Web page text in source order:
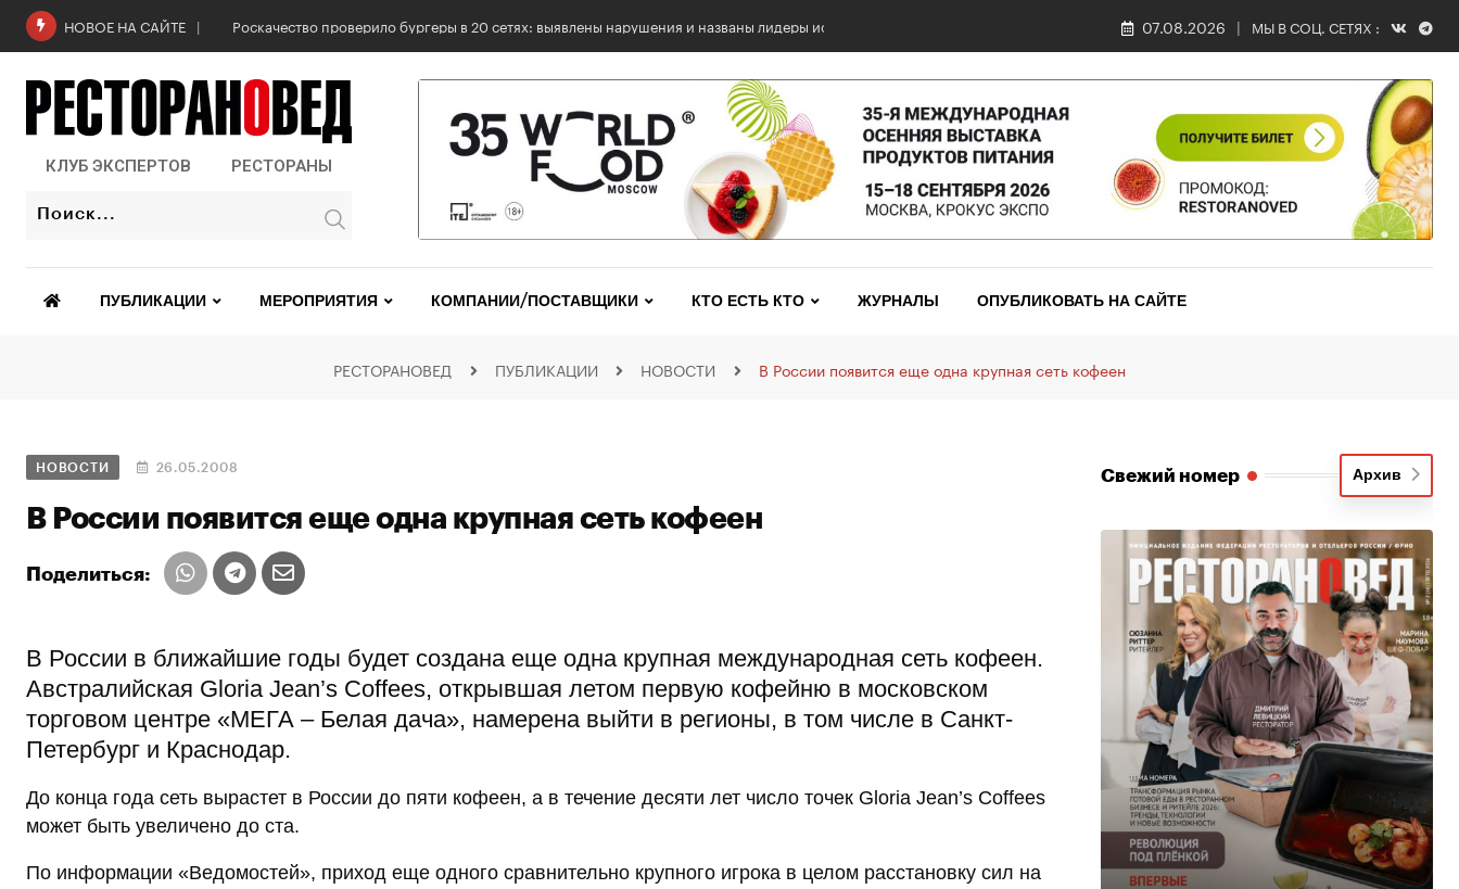
НОВОЕ НА САЙТЕ Роскачество проверило бургеры в 20 сетях: выявлены нарушения и названы лидеры исследования 07.08.2026 МЫ В СОЦ. СЕТЯХ :
КЛУБ ЭКСПЕРТОВ РЕСТОРАНЫ
ПУБЛИКАЦИИ МЕРОПРИЯТИЯ КОМПАНИИ/ПОСТАВЩИКИ КТО ЕСТЬ КТО ЖУРНАЛЫ ОПУБЛИКОВАТЬ НА САЙТЕ
РЕСТОРАНОВЕД ПУБЛИКАЦИИ НОВОСТИ В России появится еще одна крупная сеть кофеен
НОВОСТИ 26.05.2008
В России появится еще одна крупная сеть кофеен
Поделиться:
В России в ближайшие годы будет создана еще одна крупная международная сеть кофеен.
Австралийская Gloria Jean’s Coffees, открывшая летом первую кофейню в московском
торговом центре «МЕГА – Белая дача», намерена выйти в регионы, в том числе в Санкт-
Петербург и Краснодар.
До конца года сеть вырастет в России до пяти кофеен, а в течение десяти лет число точек Gloria Jean’s Coffees
может быть увеличено до ста.
По информации «Ведомостей», приход еще одного сравнительно крупного игрока в целом расстановку сил на
Свежий номер Архив